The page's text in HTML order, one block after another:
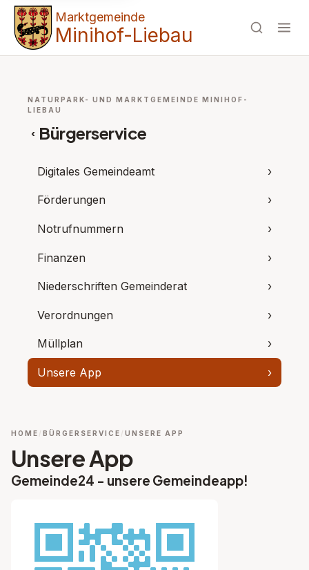
Marktgemeinde
Minihof-Liebau
NATURPARK- UND MARKTGEMEINDE MINIHOF-
LIEBAU
‹ Bürgerservice
Digitales Gemeindeamt ›
Förderungen ›
Notrufnummern ›
Finanzen ›
Niederschriften Gemeinderat ›
Verordnungen ›
Müllplan ›
Unsere App ›
HOME BÜRGERSERVICE UNSERE APP
Unsere App
Gemeinde24 - unsere Gemeindeapp!